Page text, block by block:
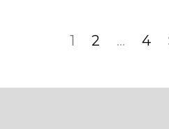
articoli
Pagina
1 Pagina
2 … 4